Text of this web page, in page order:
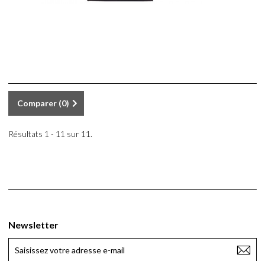
Comparer (0)
Résultats 1 - 11 sur 11.
Newsletter